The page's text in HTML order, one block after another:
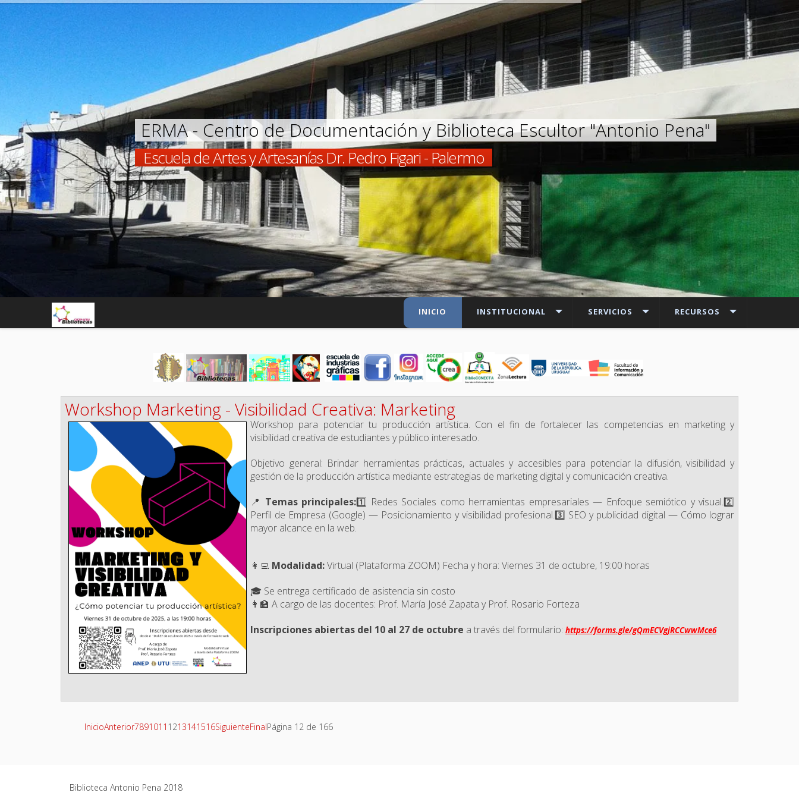
ERMA - Centro de Documentación y Biblioteca Escultor "Antonio Pena"
Escuela de Artes y Artesanías Dr. Pedro Figari - Palermo
INICIO INSTITUCIONAL SERVICIOS RECURSOS
Workshop Marketing - Visibilidad Creativa: Marketing
Workshop para potenciar tu producción artística. Con el fin de fortalecer las competencias en marketing y
visibilidad creativa de estudiantes y público interesado.
Objetivo general: Brindar herramientas prácticas, actuales y accesibles para potenciar la difusión, visibilidad y
gestión de la producción artística mediante estrategias de marketing digital y comunicación creativa.
📍 Temas principales:1️⃣ Redes Sociales como herramientas empresariales — Enfoque semiótico y visual.2️⃣
Perfil de Empresa (Google) — Posicionamiento y visibilidad profesional.3️⃣ SEO y publicidad digital — Cómo lograr
mayor alcance en la web.
👩‍💻 Modalidad:Virtual (Plataforma ZOOM) Fecha y hora: Viernes 31 de octubre, 19:00 horas
🎓 Se entrega certificado de asistencia sin costo
👩‍🏫 A cargo de las docentes: Prof. María José Zapata y Prof. Rosario Forteza
Inscripciones abiertas del 10 al 27 de octubre a través del formulario: https://forms.gle/gQmECVgjRCCwwMce6
InicioAnterior7891011 1213141516SiguienteFinalPágina 12 de 166
Biblioteca Antonio Pena 2018